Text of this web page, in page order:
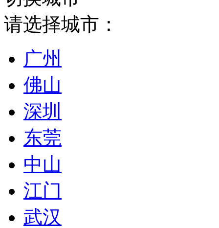
请选择城市：
广州
佛山
深圳
东莞
中山
江门
武汉